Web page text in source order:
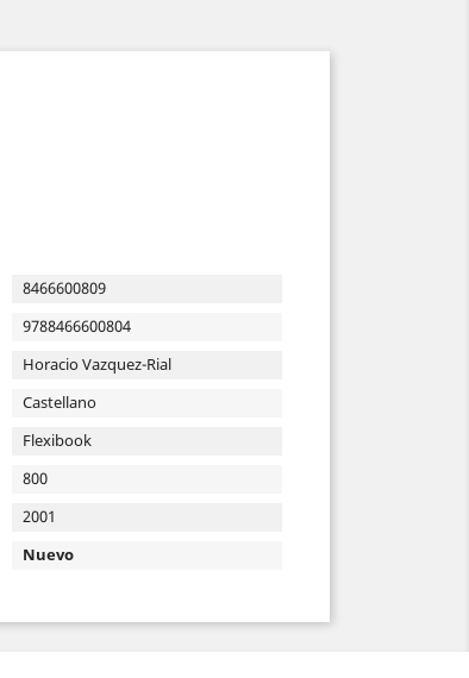
8466600809
9788466600804
Horacio Vazquez-Rial
Castellano
Flexibook
800
2001
Nuevo